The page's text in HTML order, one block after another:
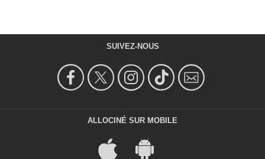
SUIVEZ-NOUS
ALLOCINÉ SUR MOBILE